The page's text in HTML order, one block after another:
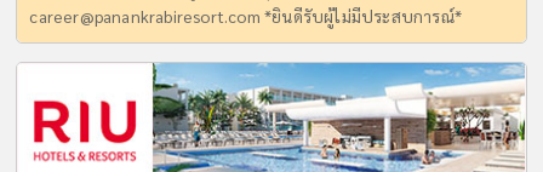
career@panankrabiresort.com *ยินดีรับผู้ไม่มีประสบการณ์*